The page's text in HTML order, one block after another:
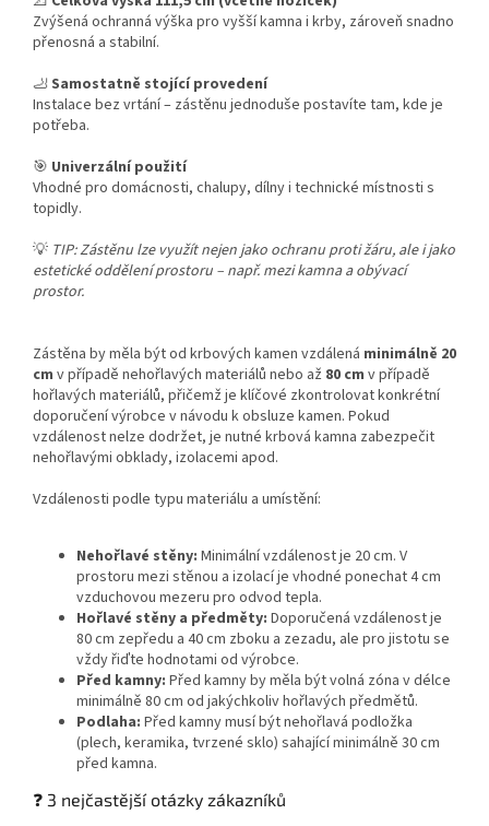
Zvýšená ochranná výška pro vyšší kamna i krby, zároveň snadno
přenosná a stabilní.
🦶 Samostatně stojící provedení
Instalace bez vrtání – zástěnu jednoduše postavíte tam, kde je
potřeba.
🎯 Univerzální použití
Vhodné pro domácnosti, chalupy, dílny i technické místnosti s
topidly.
💡 TIP: Zástěnu lze využít nejen jako ochranu proti žáru, ale i jako
estetické oddělení prostoru – např. mezi kamna a obývací
prostor.
Zástěna by měla být od krbových kamen vzdálená minimálně 20
cm v případě nehořlavých materiálů nebo až 80 cm v případě
hořlavých materiálů, přičemž je klíčové zkontrolovat konkrétní
doporučení výrobce v návodu k obsluze kamen. Pokud
vzdálenost nelze dodržet, je nutné krbová kamna zabezpečit
nehořlavými obklady, izolacemi apod.
Vzdálenosti podle typu materiálu a umístění:
Nehořlavé stěny: Minimální vzdálenost je 20 cm. V
prostoru mezi stěnou a izolací je vhodné ponechat 4 cm
vzduchovou mezeru pro odvod tepla.
Hořlavé stěny a předměty: Doporučená vzdálenost je
80 cm zepředu a 40 cm zboku a zezadu, ale pro jistotu se
vždy řiďte hodnotami od výrobce.
Před kamny: Před kamny by měla být volná zóna v délce
minimálně 80 cm od jakýchkoliv hořlavých předmětů.
Podlaha: Před kamny musí být nehořlavá podložka
(plech, keramika, tvrzené sklo) sahající minimálně 30 cm
před kamna.
❓ 3 nejčastější otázky zákazníků